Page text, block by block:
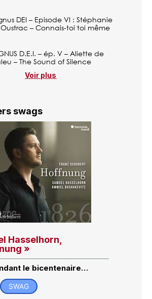
DEI – Episode VI : Stéphanie
– Connais-toi toi même
D.E.I. – ép. V – Aliette de
– The Sound of Silence
Voir plus
swags
Hasselhorn,
»
le bicentenaire…
SWAG